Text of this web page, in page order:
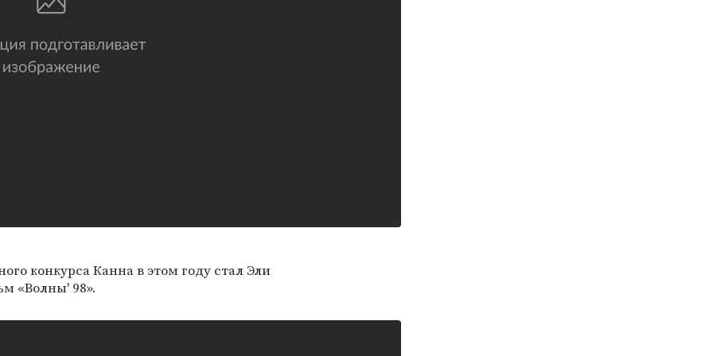
конкурса Канна в этом году стал Эли
«Волны' 98».